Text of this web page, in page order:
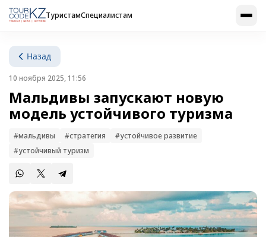
ТуристамСпециалистам
Назад
10 ноября 2025, 11:56
Мальдивы запускают новую
модель устойчивого туризма
#мальдивы #стратегия
#устойчивое развитие
#устойчивый туризм